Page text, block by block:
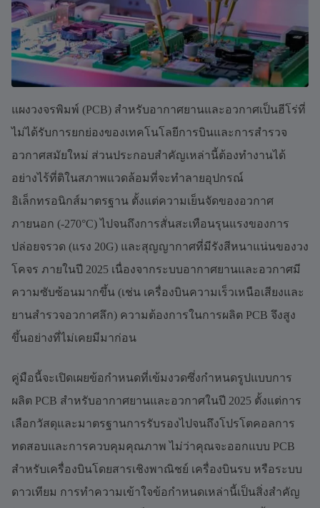
แผงวงจรพิมพ์ (PCB) สำหรับอากาศยานและอวกาศเป็นฮีโร่ที่
ไม่ได้รับการยกย่องของเทคโนโลยีการบินและการสำรวจ
อวกาศสมัยใหม่ ส่วนประกอบสำคัญเหล่านี้ต้องทำงานได้
อย่างไร้ที่ติในสภาพแวดล้อมที่จะทำลายอุปกรณ์
อิเล็กทรอนิกส์มาตรฐาน ตั้งแต่ความเย็นจัดของอวกาศ
ภายนอก (-270°C) ไปจนถึงการสั่นสะเทือนรุนแรงของการ
ปล่อยจรวด (แรง 20G) และสุญญากาศที่มีรังสีหนาแน่นของวง
โคจร ภายในปี 2025 เนื่องจากระบบอากาศยานและอวกาศมี
ความซับซ้อนมากขึ้น (เช่น เครื่องบินความเร็วเหนือเสียงและ
ยานสำรวจอวกาศลึก) ความต้องการในการผลิต PCB จึงสูง
ขึ้นอย่างที่ไม่เคยมีมาก่อน
คู่มือนี้จะเปิดเผยข้อกำหนดที่เข้มงวดซึ่งกำหนดรูปแบบการ
ผลิต PCB สำหรับอากาศยานและอวกาศในปี 2025 ตั้งแต่การ
เลือกวัสดุและมาตรฐานการรับรองไปจนถึงโปรโตคอลการ
ทดสอบและการควบคุมคุณภาพ ไม่ว่าคุณจะออกแบบ PCB
สำหรับเครื่องบินโดยสารเชิงพาณิชย์ เครื่องบินรบ หรือระบบ
ดาวเทียม การทำความเข้าใจข้อกำหนดเหล่านี้เป็นสิ่งสำคัญ